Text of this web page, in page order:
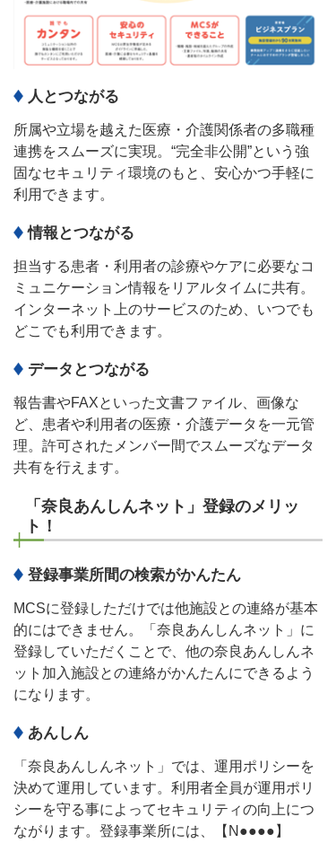
人とつながる
所属や立場を越えた医療・介護関係者の多職種
連携をスムーズに実現。“完全非公開”という強
固なセキュリティ環境のもと、安心かつ手軽に
利用できます。
情報とつながる
担当する患者・利用者の診療やケアに必要なコ
ミュニケーション情報をリアルタイムに共有。
インターネット上のサービスのため、いつでも
どこでも利用できます。
データとつながる
報告書やFAXといった文書ファイル、画像な
ど、患者や利用者の医療・介護データを一元管
理。許可されたメンバー間でスムーズなデータ
共有を行えます。
「奈良あんしんネット」登録のメリッ
ト！
登録事業所間の検索がかんたん
MCSに登録しただけでは他施設との連絡が基本
的にはできません。「奈良あんしんネット」に
登録していただくことで、他の奈良あんしんネ
ット加入施設との連絡がかんたんにできるよう
になります。
あんしん
「奈良あんしんネット」では、運用ポリシーを
決めて運用しています。利用者全員が運用ポリ
シーを守る事によってセキュリティの向上につ
ながります。登録事業所には、【N●●●●】